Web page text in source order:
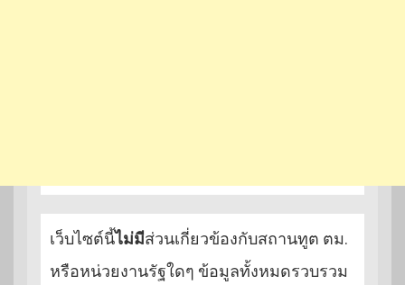
เว็บไซต์นี้ไม่มีส่วนเกี่ยวข้องกับสถานทูต ตม.
หรือหน่วยงานรัฐใดๆ ข้อมูลทั้งหมดรวบรวม